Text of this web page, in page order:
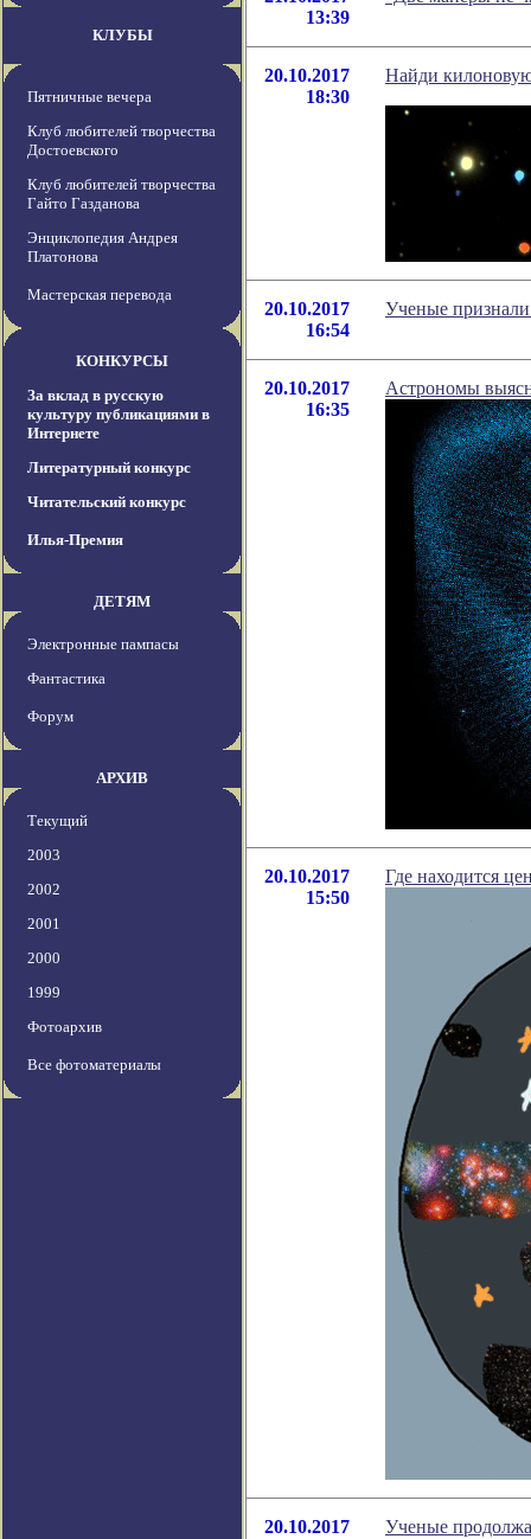
КЛУБЫ
Пятничные вечера
Клуб любителей творчества
Достоевского
Клуб любителей творчества
Гайто Газданова
Энциклопедия Андрея
Платонова
Мастерская перевода
КОНКУРСЫ
За вклад в русскую
культуру публикациями в
Интернете
Литературный конкурс
Читательский конкурс
Илья-Премия
ДЕТЯМ
Электронные пампасы
Фантастика
Форум
АРХИВ
Текущий
2003
2002
2001
2000
1999
Фотоархив
Все фотоматериалы
13:39
20.10.2017
18:30
Найди
20.10.2017
16:54
Ученые признали
20.10.2017
16:35
Астрономы
20.10.2017
15:50
Где находится
20.10.2017
Ученые